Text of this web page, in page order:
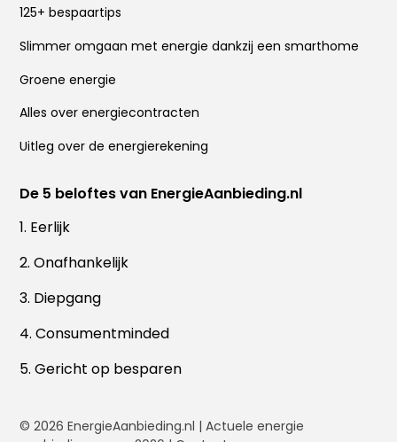
125+ bespaartips
Slimmer omgaan met energie dankzij een smarthome
Groene energie
Alles over energiecontracten
Uitleg over de energierekening
De 5 beloftes van EnergieAanbieding.nl
1. Eerlijk
2. Onafhankelijk
3. Diepgang
4. Consumentminded
5. Gericht op besparen
© 2026EnergieAanbieding.nl | Actuele energie